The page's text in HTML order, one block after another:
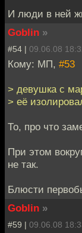
И люди в ней
Goblin »
#54 | 09.06.08
Кому: МП, #53
> девушка с
> её
То, про что
При этом
не так.
Блюсти
Goblin »
#59 | 09.06.08